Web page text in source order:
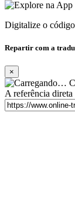
Digitalize o
Repartir com a
×
A referência direta